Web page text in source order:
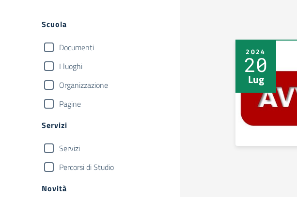
Filtri
Scuola
Documenti
I luoghi
Organizzazione
Pagine
Servizi
Servizi
Percorsi di Studio
Novità
2024
20
Lug